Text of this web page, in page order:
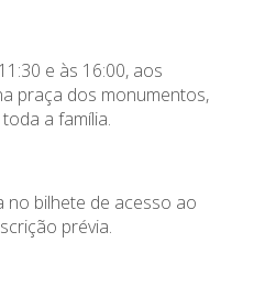
e às 16:00, aos
praça dos monumentos,
a família.
no bilhete de acesso ao
prévia.